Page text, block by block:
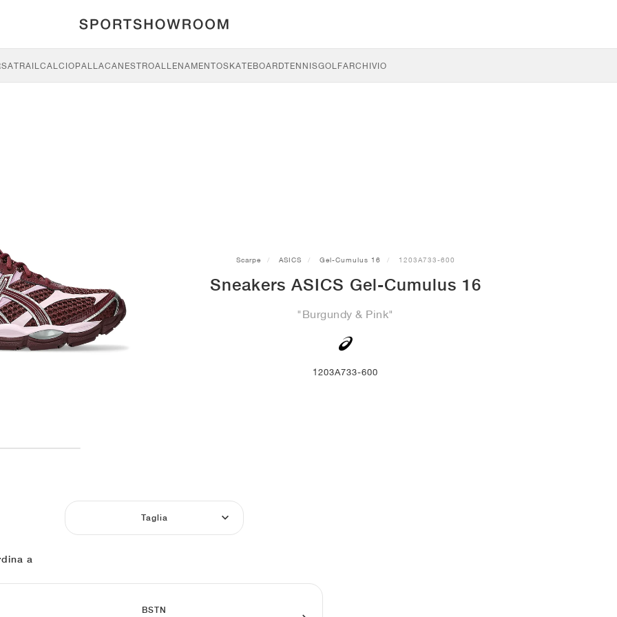
TRAILCALCIOPALLACANESTROALLENAMENTOSKATEBOARDTENNISGOLFARCHIVIO
Scarpe ASICS Gel-Cumulus 16 1203A733-600
Sneakers ASICS Gel-Cumulus 16
"Burgundy & Pink"
1203A733-600
Taglia
a
BSTN